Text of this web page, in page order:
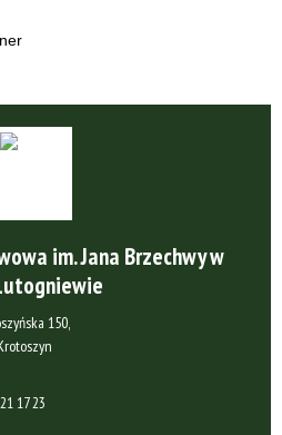
im. Jana Brzechwy w
150,
17 23